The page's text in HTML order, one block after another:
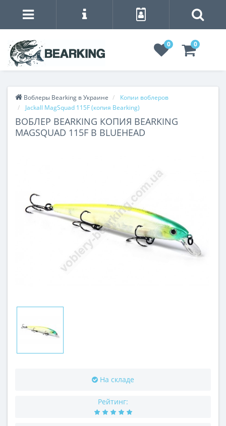
0 0
Воблеры Bearking в Украине
Копии воблеров
Jackall MagSquad 115F (копия Bearking)
ВОБЛЕР BEARKING КОПИЯ BEARKING
MAGSQUAD 115F B BLUEHEAD
На складе
Рейтинг: